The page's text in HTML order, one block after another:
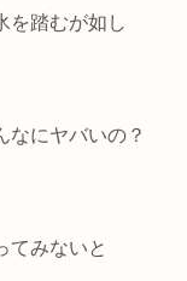
踏むが如し
にヤバいの？
みないと